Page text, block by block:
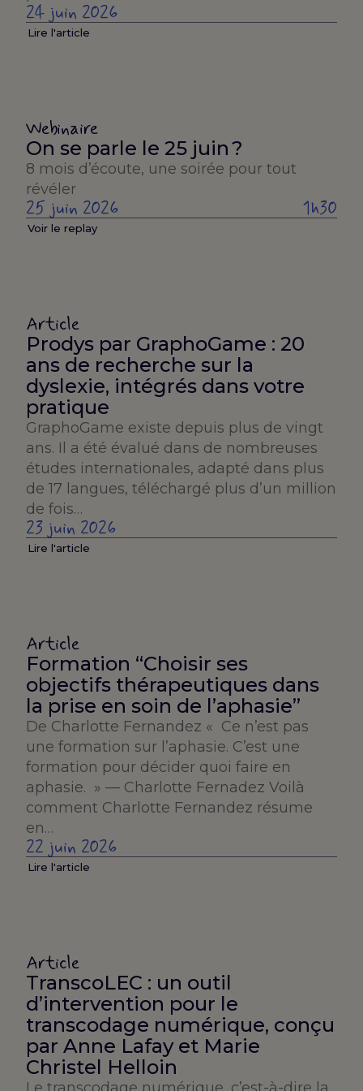
24 juin 2026
Lire l'article
Webinaire
On se parle le 25 juin ?
8 mois d’écoute, une soirée pour tout
révéler
25 juin 2026 1h30
Voir le replay
Article
Prodys par GraphoGame : 20
ans de recherche sur la
dyslexie, intégrés dans votre
pratique
GraphoGame existe depuis plus de vingt
ans. Il a été évalué dans de nombreuses
études internationales, adapté dans plus
de 17 langues, téléchargé plus d’un million
de fois…
23 juin 2026
Lire l'article
Article
Formation “Choisir ses
objectifs thérapeutiques dans
la prise en soin de l’aphasie”
De Charlotte Fernandez « Ce n’est pas
une formation sur l’aphasie. C’est une
formation pour décider quoi faire en
aphasie. » — Charlotte Fernadez Voilà
comment Charlotte Fernandez résume
en…
22 juin 2026
Lire l'article
Article
TranscoLEC : un outil
d’intervention pour le
transcodage numérique, conçu
par Anne Lafay et Marie
Christel Helloin